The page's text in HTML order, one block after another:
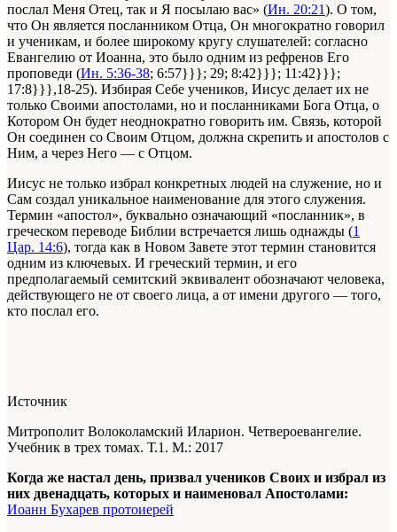
послал Меня Отец, так и Я посылаю вас» (Ин. 20:21). О том,
что Он является посланником Отца, Он многократно говорил
и ученикам, и более широкому кругу слушателей: согласно
Евангелию от Иоанна, это было одним из рефренов Его
проповеди (Ин. 5:36-38; 6:57}}}; 29; 8:42}}}; 11:42}}};
17:8}}},18-25). Избирая Себе учеников, Иисус делает их не
только Своими апостолами, но и посланниками Бога Отца, о
Котором Он будет неоднократно говорить им. Связь, которой
Он соединен со Своим Отцом, должна скрепить и апостолов с
Ним, а через Него — с Отцом.
Иисус не только избрал конкретных людей на служение, но и
Сам создал уникальное наименование для этого служения.
Термин «апостол», буквально означающий «посланник», в
греческом переводе Библии встречается лишь однажды (1
Цар. 14:6), тогда как в Новом Завете этот термин становится
одним из ключевых. И греческий термин, и его
предполагаемый семитский эквивалент обозначают человека,
действующего не от своего лица, а от имени другого — того,
кто послал его.
Источник
Митрополит Волоколамский Иларион. Четвероевангелие.
Учебник в трех томах. Т.1. М.: 2017
Когда же настал день, призвал учеников Своих и избрал из
них двенадцать, которых и наименовал Апостолами:
Иоанн Бухарев протоиерей